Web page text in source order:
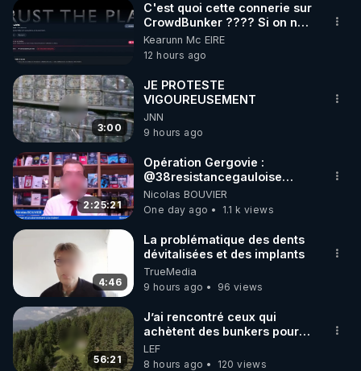
C'est quoi cette connerie sur
CrowdBunker ???? Si on ne
peut plus publier, c'est un
peu de la censure. Ne payez
pas les boucliers pour voir
mes vidéos, c'est une
arnaque parce que ma
gratuits. Je préfère la voir
mourir que de voir mes
CrowdBunker s'est tiré une
balle dans le pied sans nos
chaines CrowdBunker n'est
plus rien. Migrez vers les
Odysee, et Tik-Tok", je vous
mettrai les liens en
commentaires. Bisous la
famille.
Kearunn Mc EIRE
12 hours ago
3:00
JE PROTESTE
VIGOUREUSEMENT
JNN
9 hours ago
2:25:21
Opération Gergovie :
‪@38resistancegauloise‬
‪@MarionSigautOfficiel‬
‪@gladysriifard5710‬ Laëtitia
Nicolas BOUVIER
One day ago
1.1 k views
4:46
La problématique des dents
dévitalisées et des implants
TrueMedia
9 hours ago
96 views
56:21
J’ai rencontré ceux qui
achètent des bunkers pour
survivre à la fin du monde
LEF
8 hours ago
120 views